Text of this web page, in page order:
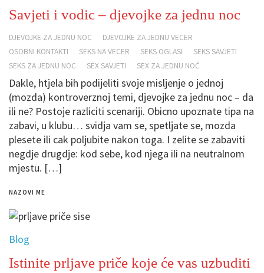
Savjeti i vodic – djevojke za jednu noc
DJEVOJKE ZA JEDNU NOC
DJEVOJKE ZA JEDNU VECER
OSOBNI KONTAKTI
SEKS NA VECER SEKS OGLASI
SEKS SAVJETI
SEKS ZA JEDNU NOC
SEX SAVJETI SEX ZA JEDNU NOĆ
Dakle, htjela bih podijeliti svoje misljenje o jednoj
(mozda) kontroverznoj temi, djevojke za jednu noc – da
ili ne? Postoje razliciti scenariji. Obicno upoznate tipa na
zabavi, u klubu… svidja vam se, spetljate se, mozda
plesete ili cak poljubite nakon toga. I zelite se zabaviti
negdje drugdje: kod sebe, kod njega ili na neutralnom
mjestu. […]
NAZOVI ME
Blog
Istinite prljave priče koje će vas uzbuditi